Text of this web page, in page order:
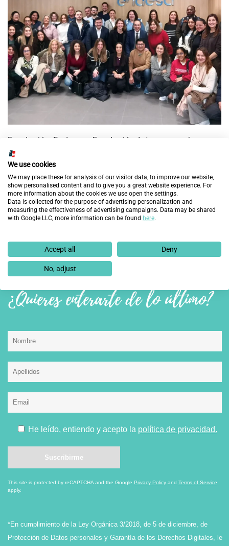
Fundación Endesa y Fundación Integra prevén
mejorar la empleabilidad de 60 personas en
exclusión social en Aragón con la nueva edición del
programa ‘Cambiando Vidas’
19 de febrero de 2025
DESCUBRE MÁS
ACTUALIDAD
¿Quieres enterarte de lo último?
He leído, entiendo y acepto la política de privacidad.
This site is protected by reCAPTCHA and the Google Privacy Policy and Terms of Service
apply.
*En cumplimiento de la Ley Orgánica 3/2018, de 5 de diciembre, de
Protección de Datos personales y Garantía de los Derechos Digitales, le
We use cookies
We may place these for analysis of our visitor data, to improve our website,
show personalised content and to give you a great website experience. For
more information about the cookies we use open the settings.
Data is collected for the purpose of advertising personalization and
measuring the effectiveness of advertising campaigns. Data may be shared
with Google LLC, more information can be found here.
Accept all Deny
No, adjust